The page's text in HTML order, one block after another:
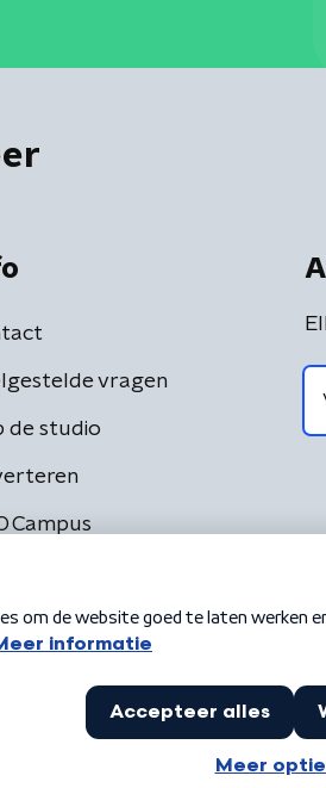
vragen
de studio
Campus